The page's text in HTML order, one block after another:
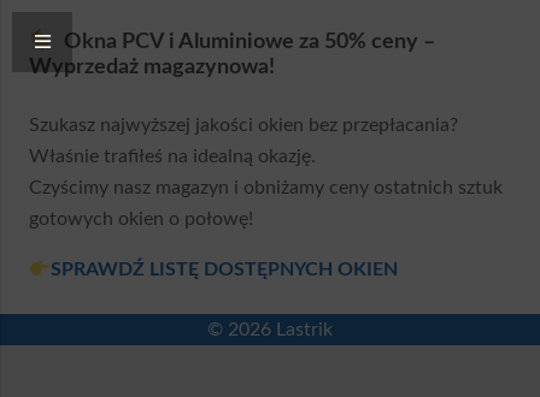
Okna PCV i Aluminiowe za 50% ceny –
Wyprzedaż magazynowa!
Szukasz najwyższej jakości okien bez przepłacania?
Właśnie trafiłeś na idealną okazję.
Czyścimy nasz magazyn i obniżamy ceny ostatnich sztuk
gotowych okien o połowę!
SPRAWDŹ LISTĘ DOSTĘPNYCH OKIEN
© 2026 Lastrik